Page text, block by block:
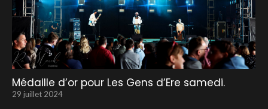
Médaille d’or pour Les Gens d’Ere samedi.
29 juillet 2024